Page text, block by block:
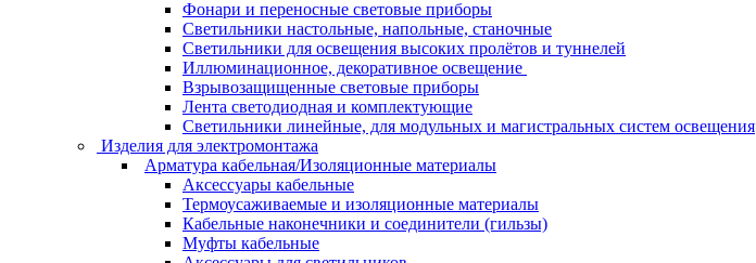
Фонари и переносные световые приборы
Светильники настольные, напольные, станочные
Светильники для освещения высоких пролётов и туннелей
Иллюминационное, декоративное освещение
Взрывозащищенные световые приборы
Лента светодиодная и комплектующие
Светильники линейные, для модульных и магистральных систем освещения
Изделия для электромонтажа
Арматура кабельная/Изоляционные материалы
Аксессуары кабельные
Термоусаживаемые и изоляционные материалы
Кабельные наконечники и соединители (гильзы)
Муфты кабельные